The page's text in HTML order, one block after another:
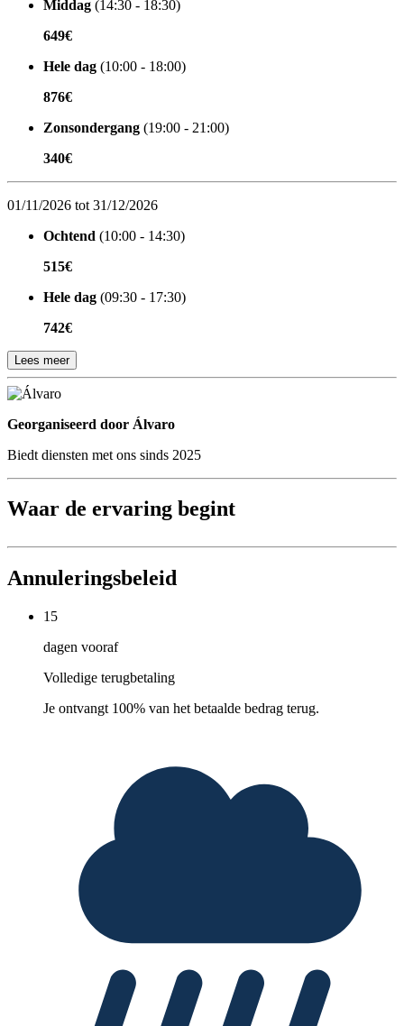
Middag (14:30 - 18:30)
649€
Hele dag (10:00 - 18:00)
876€
Zonsondergang (19:00 - 21:00)
340€
01/11/2026 tot 31/12/2026
Ochtend (10:00 - 14:30)
515€
Hele dag (09:30 - 17:30)
742€
Lees meer
Georganiseerd door
Georganiseerd door Álvaro
Biedt diensten met ons sinds 2025
Waar de ervaring begint
Annuleringsbeleid
15
dagen vooraf
Volledige terugbetaling
Je ontvangt 100% van het betaalde bedrag terug.